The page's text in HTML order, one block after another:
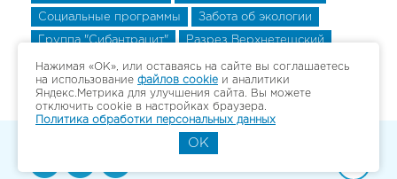
Социальные программы Забота об экологии
Группа "Сибантрацит" Разрез Верхнетешский
Разрез Верхнетешский Разрез Верхнетешский
Нажимая «ОК», или оставаясь на сайте вы соглашаетесь
на использование файлов cookie и аналитики
Яндекс.Метрика для улучшения сайта. Вы можете
отключить cookie в настройках браузера.
Политика обработки персональных данных
OK